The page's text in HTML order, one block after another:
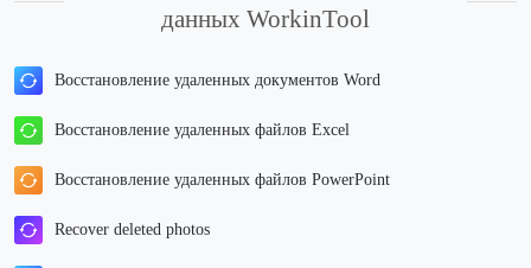
данных WorkinTool
Восстановление удаленных документов Word
Восстановление удаленных файлов Excel
Восстановление удаленных файлов PowerPoint
Recover deleted photos